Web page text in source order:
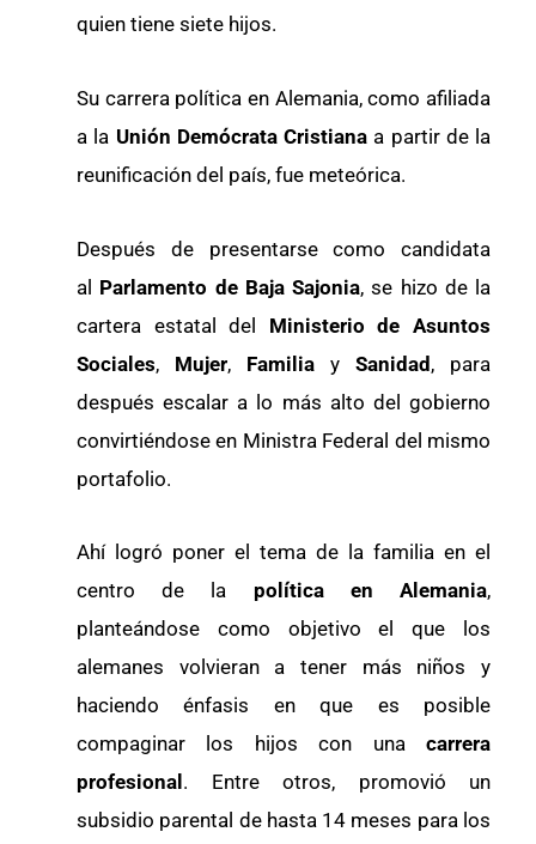
quien tiene siete hijos.
Su carrera política en Alemania, como afiliada
a la Unión Demócrata Cristiana a partir de la
reunificación del país, fue meteórica.
Después de presentarse como candidata
al Parlamento de Baja Sajonia, se hizo de la
cartera estatal del Ministerio de Asuntos
Sociales, Mujer, Familia y Sanidad, para
después escalar a lo más alto del gobierno
convirtiéndose en Ministra Federal del mismo
portafolio.
Ahí logró poner el tema de la familia en el
centro de la política en Alemania,
planteándose como objetivo el que los
alemanes volvieran a tener más niños y
haciendo énfasis en que es posible
compaginar los hijos con una carrera
profesional . Entre otros, promovió un
subsidio parental de hasta 14 meses para los